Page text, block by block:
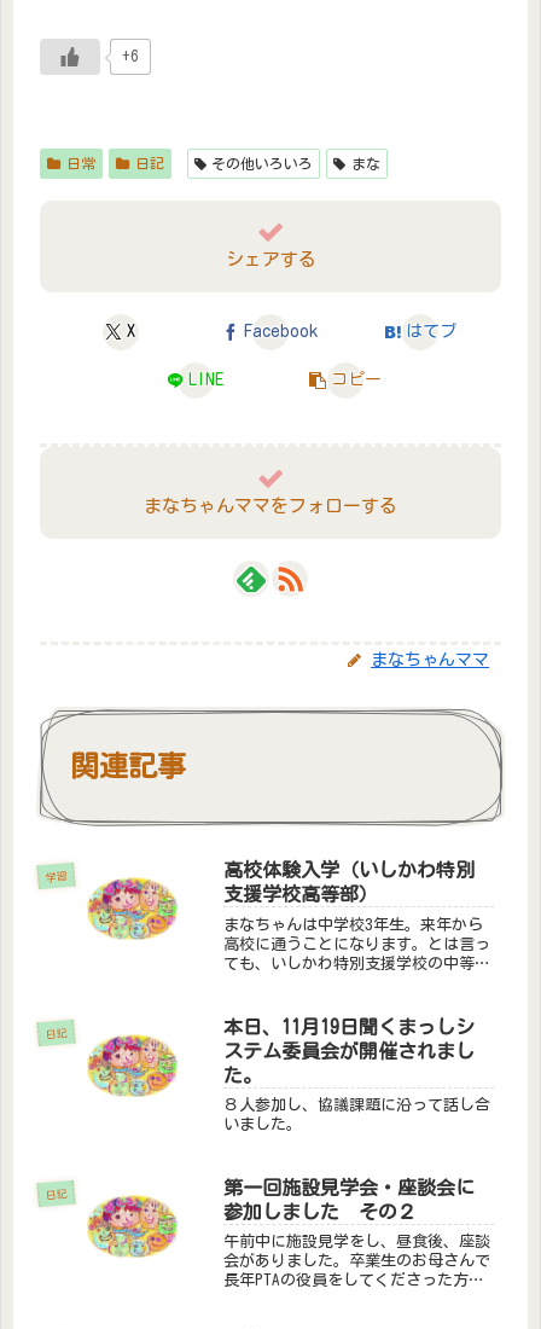
+6
日常 日記 その他いろいろ まな
シェアする
X Facebook はてブ
LINE コピー
まなちゃんママをフォローする
まなちゃんママ
関連記事
学習
高校体験入学（いしかわ特別
支援学校高等部）
まなちゃんは中学校3年生。来年から
高校に通うことになります。とは言っ
ても、いしかわ特別支援学校の中等部
ので参加してきました。体験授業
は”作業”。○割りばし選別○リサイ
クル○...
日記
本日、11月19日聞くまっしシ
ステム委員会が開催されまし
た。
８人参加し、協議課題に沿って話し合
いました。
日記
第一回施設見学会・座談会に
参加しました その２
午前中に施設見学をし、昼食後、座談
会がありました。卒業生のお母さんで
長年PTAの役員をしてくださった方の